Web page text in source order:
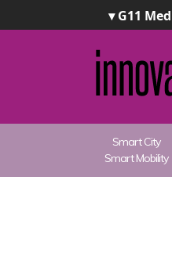
▾ G11
Smart City
Smart Mobility